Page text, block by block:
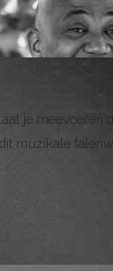
je meevoeren
muzikale